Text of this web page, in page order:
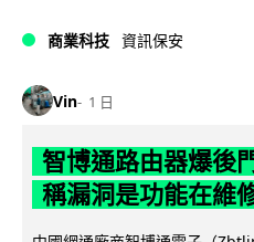
商業科技 資訊保安
Vin 1 日
智博通路由器爆後
稱漏洞是功能在維